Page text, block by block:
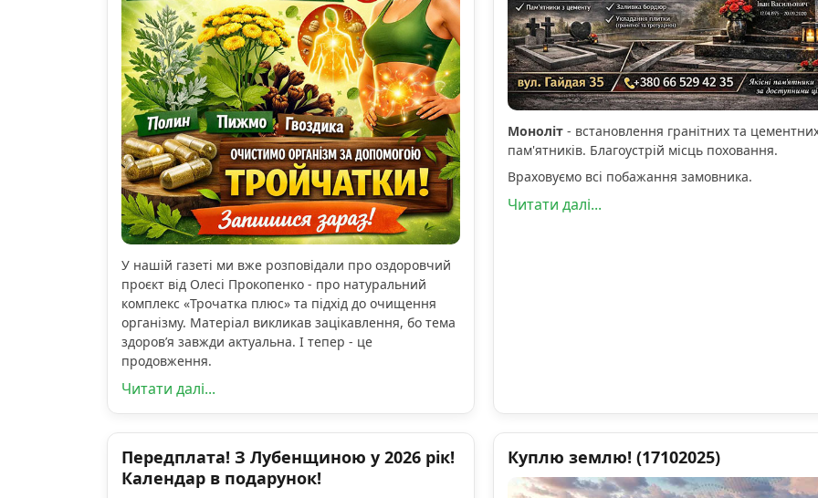
У нашій газеті ми вже розповідали про оздоровчий
проєкт від Олесі Прокопенко - про натуральний
комплекс «Трочатка плюс» та підхід до очищення
організму. Матеріал викликав зацікавлення, бо тема
здоров’я завжди актуальна. І тепер - це
продовження.
Читати далі...
Моноліт- встановлення гранітних та
пам'ятників. Благоустрій місць поховання.
Враховуємо всі побажання замовника.
Читати далі...
Передплата! З Лубенщиною у 2026 рік!
Календар в подарунок!
Куплю землю! (17102025)